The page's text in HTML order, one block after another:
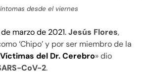
desde el viernes
marzo de 2021.Jesús Flores,
‘Chipo’ y por ser miembro de la
del Dr. Cerebro» dio
CoV-2.